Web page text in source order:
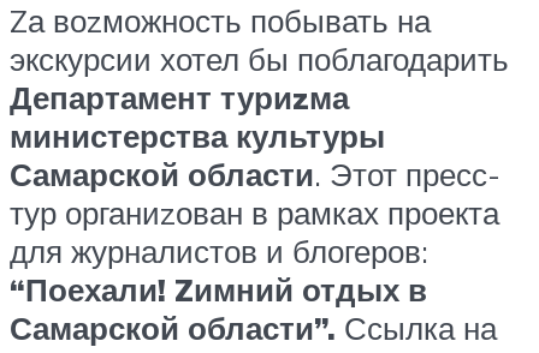
Zа воzможность побывать на
экскурсии хотел бы поблагодарить
Департамент туриzма
министерства культуры
Самарской области. Этот пресс-
тур органиzован в рамках проекта
для журналистов и блогеров:
“Поехали! Zимний отдых в
Самарской области”. Ссылка на